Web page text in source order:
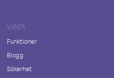
VIBER
Funktioner
Blogg
Säkerhet